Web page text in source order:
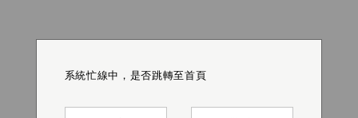
系統忙線中，是否跳轉至首頁
系統忙線中，是否跳轉至首頁
系統忙線中，是否跳轉至首頁
系統忙線中，是否跳轉至首頁
系統忙線中，是否跳轉至首頁